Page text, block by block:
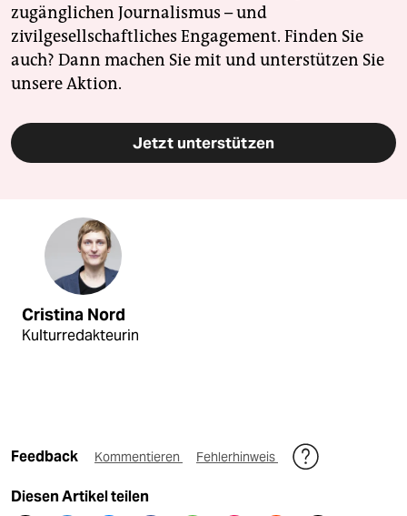
zugänglichen Journalismus – und
zivilgesellschaftliches Engagement. Finden Sie
auch? Dann machen Sie mit und unterstützen Sie
unsere Aktion.
Jetzt unterstützen
Cristina Nord
Kulturredakteurin
Feedback Kommentieren Fehlerhinweis
Diesen Artikel teilen